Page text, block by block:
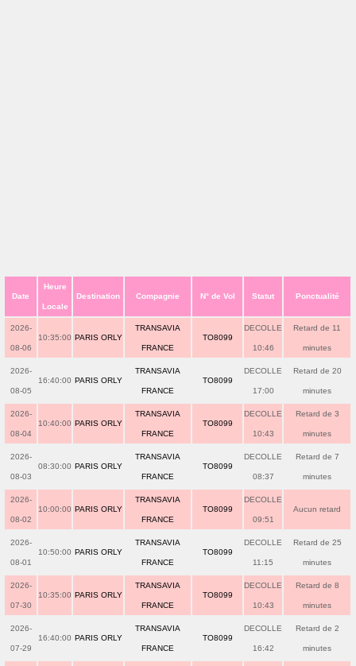
Date
Heure
Locale
Destination Compagnie N° de Vol Statut Ponctualité
2026-
08-06
10:35:00 PARIS ORLY
TRANSAVIA
FRANCE
TO8099
DECOLLE
10:46
Retard de 11
minutes
2026-
08-05
16:40:00 PARIS ORLY
TRANSAVIA
FRANCE
TO8099
DECOLLE
17:00
Retard de 20
minutes
2026-
08-04
10:40:00 PARIS ORLY
TRANSAVIA
FRANCE
TO8099
DECOLLE
10:43
Retard de 3
minutes
2026-
08-03
08:30:00 PARIS ORLY
TRANSAVIA
FRANCE
TO8099
DECOLLE
08:37
Retard de 7
minutes
2026-
08-02
10:00:00 PARIS ORLY
TRANSAVIA
FRANCE
TO8099
DECOLLE
09:51
Aucun retard
2026-
08-01
10:50:00 PARIS ORLY
TRANSAVIA
FRANCE
TO8099
DECOLLE
11:15
Retard de 25
minutes
2026-
07-30
10:35:00 PARIS ORLY
TRANSAVIA
FRANCE
TO8099
DECOLLE
10:43
Retard de 8
minutes
2026-
07-29
16:40:00 PARIS ORLY
TRANSAVIA
FRANCE
TO8099
DECOLLE
16:42
Retard de 2
minutes